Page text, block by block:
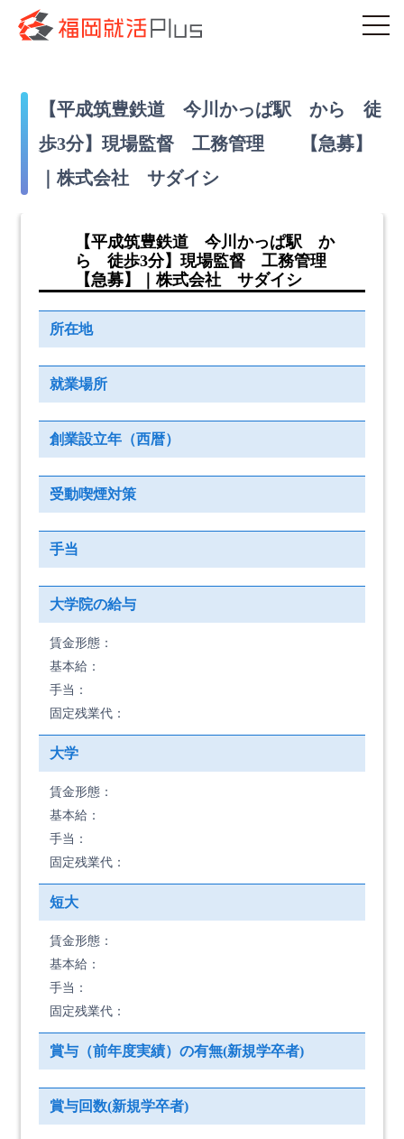
【平成筑豊鉄道 今川かっぱ駅 から 徒
歩3分】現場監督 工務管理 【急募】
｜株式会社 サダイシ
【平成筑豊鉄道 今川かっぱ駅 か
ら 徒歩3分】現場監督 工務管理
【急募】｜株式会社 サダイシ
所在地
就業場所
創業設立年（西暦）
受動喫煙対策
手当
大学院の給与
賃金形態：
基本給：
手当：
固定残業代：
大学
賃金形態：
基本給：
手当：
固定残業代：
短大
賃金形態：
基本給：
手当：
固定残業代：
賞与（前年度実績）の有無(新規学卒者)
賞与回数(新規学卒者)